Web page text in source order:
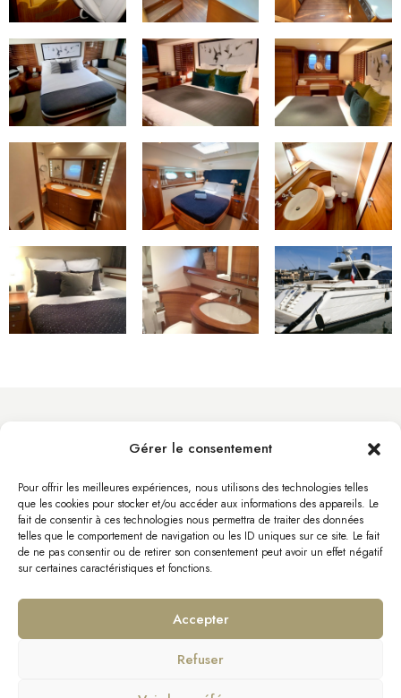
Gérer le consentement
Pour offrir les meilleures expériences, nous utilisons des technologies telles
que les cookies pour stocker et/ou accéder aux informations des appareils. Le
fait de consentir à ces technologies nous permettra de traiter des données
telles que le comportement de navigation ou les ID uniques sur ce site. Le fait
de ne pas consentir ou de retirer son consentement peut avoir un effet négatif
sur certaines caractéristiques et fonctions.
Accepter
Refuser
info@byacht.com
Site Web